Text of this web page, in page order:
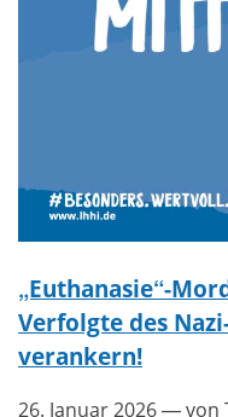
„Euthanasie“-
Verfolgte des
verankern!
26. Januar 2026— von